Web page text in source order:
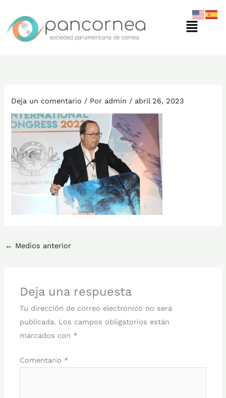
contenido
Menú
Deja un comentario / Por admin / abril 26, 2023
← Medios anterior
Deja una respuesta
Tu dirección de correo electrónico no será
publicada. Los campos obligatorios están
marcados con *
Comentario *